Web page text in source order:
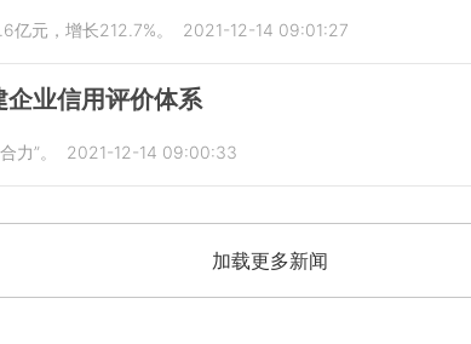
亿元，增长212.7%。 2021-12-14 09:01:27
业信用评价体系
力”。 2021-12-14 09:00:33
加载更多新闻